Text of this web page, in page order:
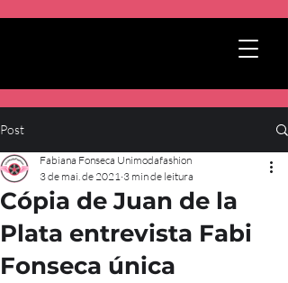
Post
Cópia de Juan de la
Plata entrevista Fabi
Fonseca única
Fabiana Fonseca Unimodafashion
3 de mai. de 2021 3 min de leitura